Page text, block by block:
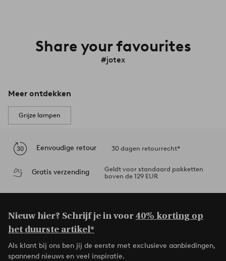
Share your favourites
#jotex
Meer ontdekken
Grijze lampen
Eenvoudige retour 30 dagen retourrecht*
Gratis verzending
Geldt voor standaard pakketten
boven de 129 EUR
Nieuw hier? Schrijf je in voor40% korting op
het duurste artikel*
Als klant bij ons ben jij de eerste met exclusieve aanbiedingen,
spannend nieuws en veel inspiratie.